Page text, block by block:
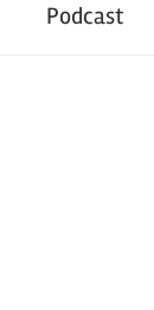
Podcast